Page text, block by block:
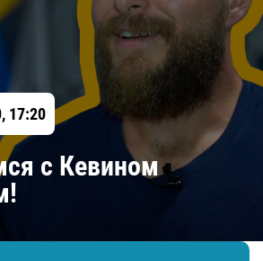
17:20
с Кевином